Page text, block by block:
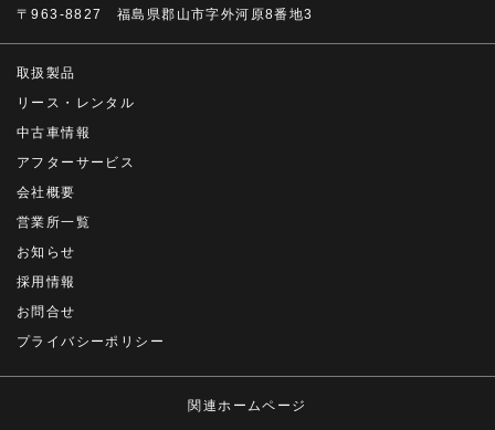
〒963-8827 福島県郡山市字外河原8番地3
取扱製品
リース・レンタル
中古車情報
アフターサービス
会社概要
営業所一覧
お知らせ
採用情報
お問合せ
プライバシーポリシー
関連ホームページ